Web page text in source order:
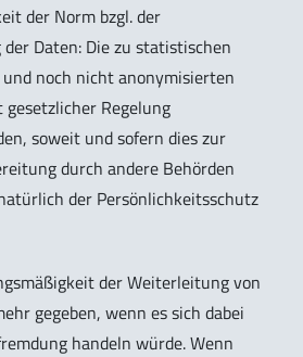
der Norm bzgl. der
Daten: Die zu statistischen
noch nicht anonymisierten
Regelung
soweit und sofern dies zur
durch andere Behörden
der Persönlichkeitsschutz
der Weiterleitung von
gegeben, wenn es sich dabei
handeln würde. Wenn